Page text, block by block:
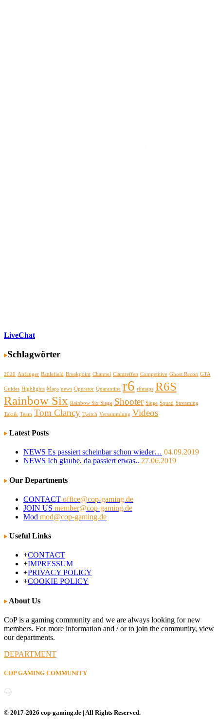
LiveChat
Schlagwörter
2020 Anfänger Battlefield Breakpoint Channel Clantreffen Competitive Ghost Recon GTA
Guides Highlights Maps news Operator Quarantine r6 r6maps R6S
Rainbow Six Rainbow Six Siege Shooter Siege Squad Streaming
Taktik Team Tom Clancy Twitch Versammlung Videos
Latest Posts
NEWS Es passiert scheinbar schon wieder… 04.09.2019
NEWS Ich glaube, da passiert etwas.. 27.06.2019
Our Departments
CONTACT office@cop-gaming.de
JOIN US member@cop-gaming.de
Mod mod@cop-gaming.de
Useful Links
+CONTACT
+IMPRESSUM
+PRIVACY POLICY
+COOKIE POLICY
About Us
CoP is a gaming community and we are always looking for new
members. For more information and / or to join the community, view
our departments.
DEPARTMENT
COP GAMING COMMUNITY
© 2017-2026 cop-gaming.de | All Rights Reserved.